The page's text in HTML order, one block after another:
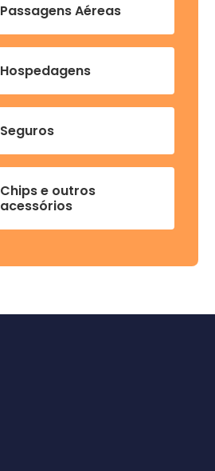
Passagens Aéreas
Hospedagens
Seguros
Chips e outros
acessórios